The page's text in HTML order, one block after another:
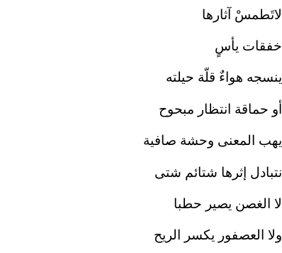
لاتَطمسْ آثارها
خفقات يأسٍ
ينسجه هواءٌ قلّة حيلته
أو حماقة انتظار مبحوح
يهب المعنى وحشة صافية
نتبادل إثرها شتائم شتى
لا الغصن يصير حطبا
ولا العصفور يكسر الريح